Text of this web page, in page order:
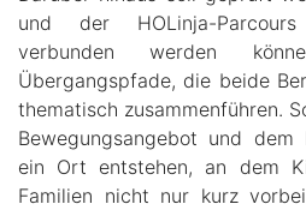
und der HOLinja-
verbunden werden
Übergangspfade, die beide
thematisch zusammenführen.
Bewegungsangebot und dem
ein Ort entstehen, an dem
Familien nicht nur kurz